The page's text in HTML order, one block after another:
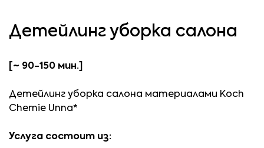
Детейлинг уборка салона
[~ 90-150 мин.]
Детейлинг уборка салона материалами Koch
Chemie Unna*
Услуга состоит из: